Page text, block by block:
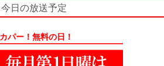
今日の放送予定
パー！無料の日！